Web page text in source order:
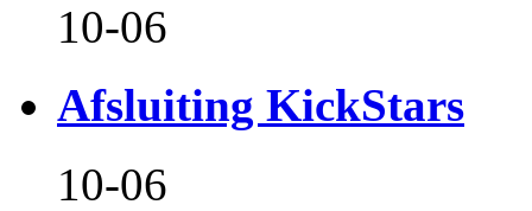
10-06
Afsluiting KickStars
10-06